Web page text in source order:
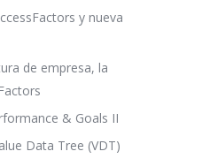
y nueva
de empresa, la
& Goals II
Data Tree (VDT)